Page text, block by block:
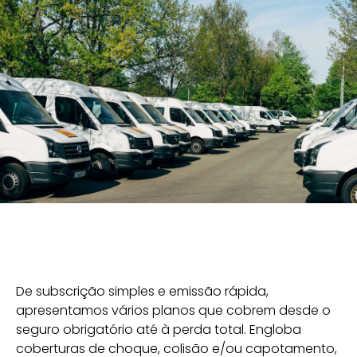
De subscrição simples e emissão rápida,
apresentamos vários planos que cobrem desde o
seguro obrigatório até à perda total. Engloba
coberturas de choque, colisão e/ou capotamento,